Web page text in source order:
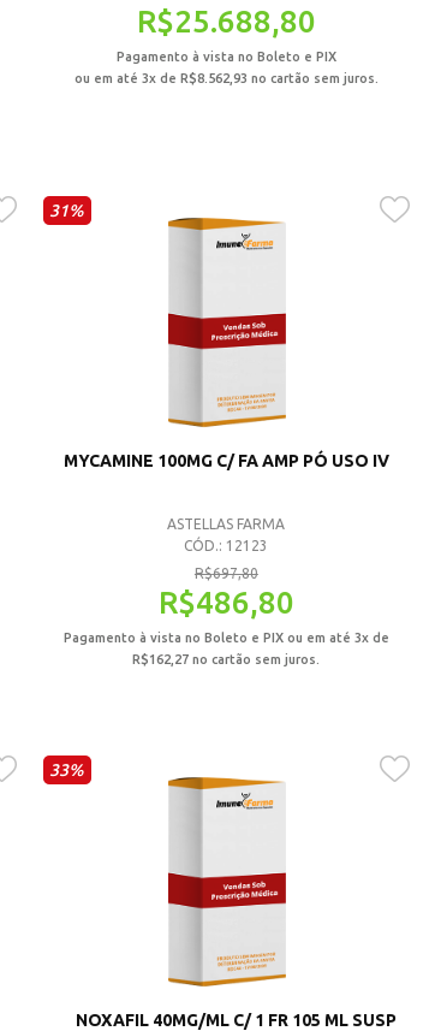
R$25.688,80
Pagamento à vista no Boleto e PIX
ou em até 3x de R$8.562,93 no cartão sem juros.
31%
MYCAMINE 100MG C/ FA AMP PÓ USO IV
ASTELLAS FARMA
CÓD.: 12123
R$697,80
R$486,80
Pagamento à vista no Boleto e PIX ou em até 3x de
R$162,27 no cartão sem juros.
33%
NOXAFIL 40MG/ML C/ 1 FR 105 ML SUSP